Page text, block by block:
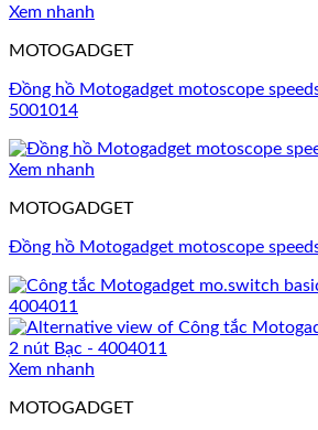
Xem nhanh
MOTOGADGET
Đồng hồ Motogadget motoscope
5001014
Xem nhanh
MOTOGADGET
Đồng hồ Motogadget motoscope
Xem nhanh
MOTOGADGET